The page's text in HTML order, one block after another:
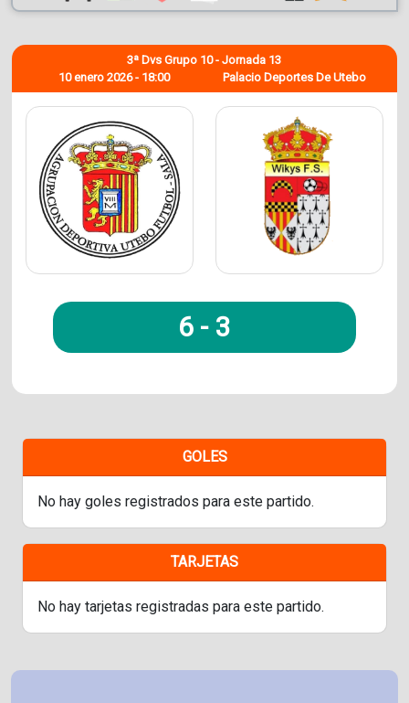
10 enero 2026 - 18:00
3ª Dvs Grupo 10 - Jornada 13
Palacio Deportes De Utebo
6 - 3
GOLES
No hay goles registrados para este partido.
TARJETAS
No hay tarjetas registradas para este partido.